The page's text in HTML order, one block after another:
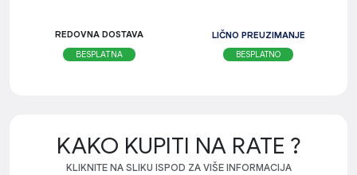
REDOVNA DOSTAVA
BESPLATNA
LIČNO PREUZIMANJE
BESPLATNO
KAKO KUPITI NA RATE ?
KLIKNITE NA SLIKU ISPOD ZA VIŠE INFORMACIJA